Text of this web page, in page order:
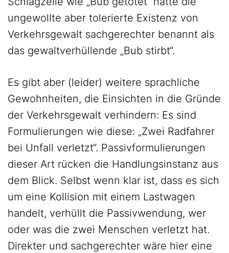
ungewollte aber tolerierte Existenz von
Verkehrsgewalt sachgerechter benannt als
das gewaltverhüllende „Bub stirbt“.
Es gibt aber (leider) weitere sprachliche
Gewohnheiten, die Einsichten in die Gründe
der Verkehrsgewalt verhindern: Es sind
Formulierungen wie diese: „Zwei Radfahrer
bei Unfall verletzt“. Passivformulierungen
dieser Art rücken die Handlungsinstanz aus
dem Blick. Selbst wenn klar ist, dass es sich
um eine Kollision mit einem Lastwagen
handelt, verhüllt die Passivwendung, wer
oder was die zwei Menschen verletzt hat.
Direkter und sachgerechter wäre hier eine